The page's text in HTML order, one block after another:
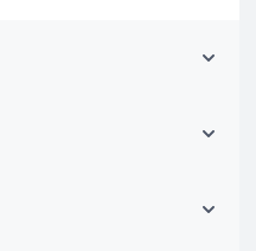
D23, D24, D365,
cortocircuitos,
cable flexible y